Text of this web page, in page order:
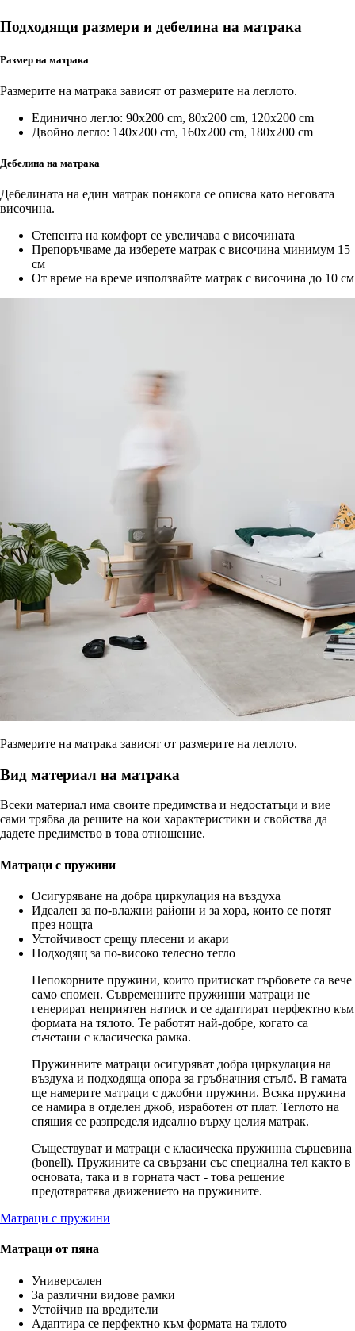
Подходящи размери и дебелина на матрака
Размер на матрака
Размерите на матрака зависят от размерите на леглото.
Единично легло: 90x200 cm, 80x200 cm, 120x200 cm
Двойно легло: 140x200 cm, 160x200 cm, 180x200 cm
Дебелина на матрака
Дебелината на един матрак понякога се описва като неговата
височина.
Степента на комфорт се увеличава с височината
Препоръчваме да изберете матрак с височина минимум 15
см
От време на време използвайте матрак с височина до 10 см
Размерите на матрака зависят от размерите на леглото.
Вид материал на матрака
Всеки материал има своите предимства и недостатъци и вие
сами трябва да решите на кои характеристики и свойства да
дадете предимство в това отношение.
Матраци с пружини
Осигуряване на добра циркулация на въздуха
Идеален за по-влажни райони и за хора, които се потят
през нощта
Устойчивост срещу плесени и акари
Подходящ за по-високо телесно тегло
Непокорните пружини, които притискат гърбовете са вече
само спомен. Съвременните пружинни матраци не
генерират неприятен натиск и се адаптират перфектно към
формата на тялото. Те работят най-добре, когато са
съчетани с класическа рамка.
Пружинните матраци осигуряват добра циркулация на
въздуха и подходяща опора за гръбначния стълб. В гамата
ще намерите матраци с джобни пружини. Всяка пружина
се намира в отделен джоб, изработен от плат. Теглото на
спящия се разпределя идеално върху целия матрак.
Съществуват и матраци с класическа пружинна сърцевина
(bonell). Пружините са свързани със специална тел както в
основата, така и в горната част - това решение
предотвратява движението на пружините.
Матраци с пружини
Матраци от пяна
Универсален
За различни видове рамки
Устойчив на вредители
Адаптира се перфектно към формата на тялото